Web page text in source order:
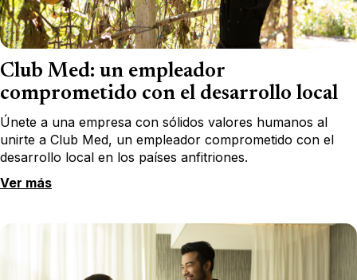
Club Med: un empleador
comprometido con el desarrollo local
Únete a una empresa con sólidos valores humanos al
unirte a Club Med, un empleador comprometido con el
desarrollo local en los países anfitriones.
Ver más